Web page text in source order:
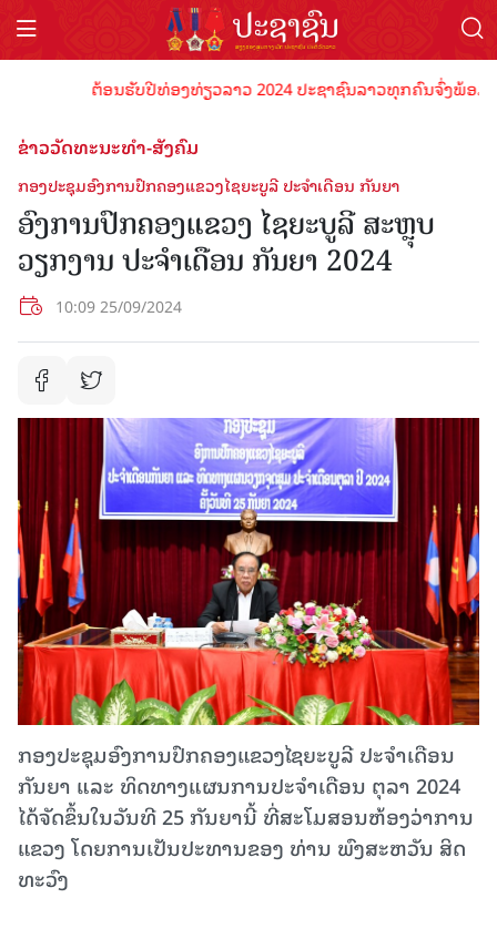
ຕ້ອນຮັບປີທ່ອງທ່ຽວລາວ 2024 ປະຊາຊົນລາວທຸກຄົນຈົ່ງພ້ອມເ
ຂ່າວວັດທະນະທຳ-ສັງຄົມ
ກອງປະຊຸມອົງການປົກຄອງແຂວງໄຊຍະບູລີ ປະຈໍາເດືອນ ກັນຍາ
ອົງການປົກຄອງແຂວງ ໄຊຍະບູລີ ສະຫຼຸບ
ວຽກງານ ປະຈໍາເດືອນ ກັນຍາ 2024
10:09 25/09/2024
ກອງປະຊຸມອົງການປົກຄອງແຂວງໄຊຍະບູລີ ປະຈໍາເດືອນ
ກັນຍາ ແລະ ທິດທາງແຜນການປະຈໍາເດືອນ ຕຸລາ 2024
ໄດ້ຈັດຂຶ້ນໃນວັນທີ 25 ກັນຍານີ້ ທີ່ສະໂມສອນຫ້ອງວ່າການ
ແຂວງ ໂດຍການເປັນປະທານຂອງ ທ່ານ ພົງສະຫວັນ ສິດ
ທະວົງ